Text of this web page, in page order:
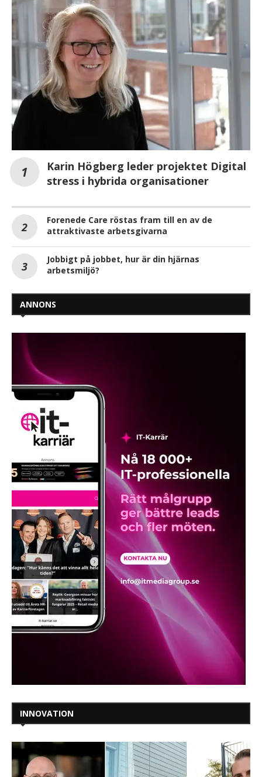
Karin Högberg leder projektet Digital
stress i hybrida organisationer
Forenede Care röstas fram till en av de
attraktivaste arbetsgivarna
Jobbigt på jobbet, hur är din hjärnas
arbetsmiljö?
ANNONS
INNOVATION